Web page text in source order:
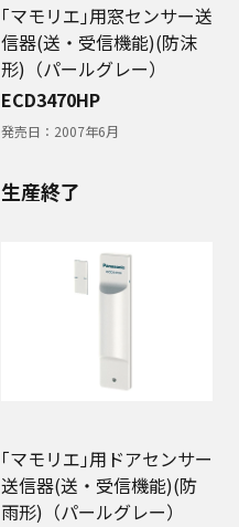
｢マモリエ｣用窓センサー送
信器(送・受信機能)(防沫
形)（パールグレー）
ECD3470HP
発売日： 2007年6月
生産終了
｢マモリエ｣用ドアセンサー
送信器(送・受信機能)(防
雨形)（パールグレー）